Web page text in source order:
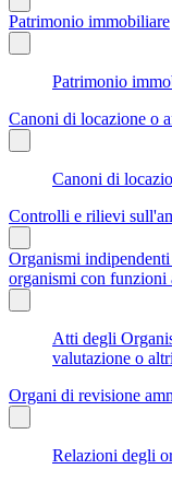
Patrimonio immobiliare
Patrimonio
Canoni di locazione o
Canoni di
Controlli e rilievi
Organismi
organismi con funzioni
Atti degli
valutazione o
Organi di revisione
Relazioni degli